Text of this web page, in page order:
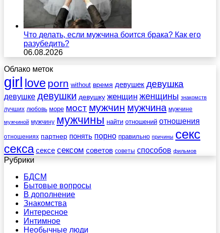
Что делать, если мужчина боится брака? Как его
разубедить?
06.08.2026
Облако меток
girl love porn without время девушек девушка
девушке девушки девушку женщин женщины знакомств
лучших любовь море мост мужчин мужчина мужчине
мужчиной мужчину мужчины найти отношений отношения
отношениях партнер понять порно правильно причины секс
секса сексе сексом советов советы способов фильмов
Рубрики
БДСМ
Бытовые вопросы
В дополнение
Знакомства
Интересное
Интимное
Необычные люди